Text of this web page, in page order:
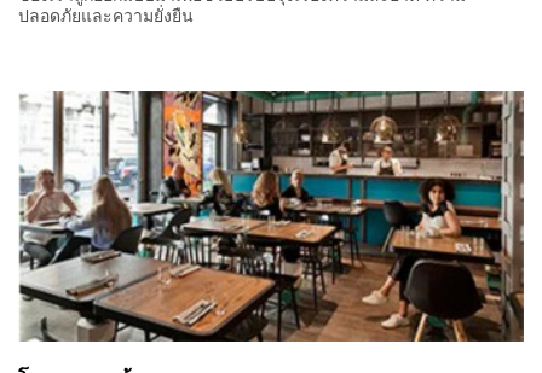
ปลอดภัยและความยั่งยืน